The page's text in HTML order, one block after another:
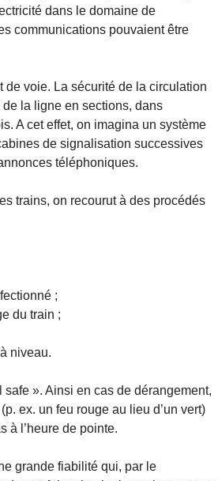
dans le domaine de
communications pouvaient être
de voie. La sécurité de la circulation
la ligne en sections, dans
A cet effet, on imagina un système
de signalisation successives
téléphoniques.
trains, on recourut à des procédés
;
du train ;
niveau.
». Ainsi en cas de dérangement,
ex. un feu rouge au lieu d’un vert)
à l’heure de pointe.
grande fiabilité qui, par le